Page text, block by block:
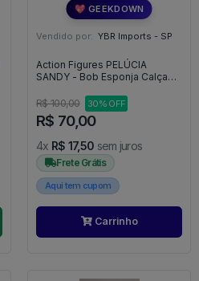
💖 GEEKDOWN
Vendido por: YBR Imports - SP
Action Figures PELÚCIA
SANDY - Bob Esponja Calça
R$ 100,00
30% OFF
R$ 70,00
4x R$ 17,50 sem juros
Frete Grátis
Aqui tem cupom
Carrinho